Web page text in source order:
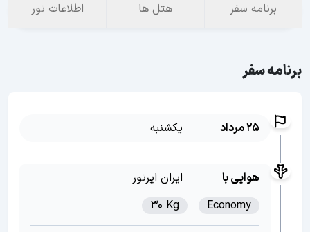
برنامه سفر هتل ها اطلاعات تور
برنامه سفر
25 مرداد یکشنبه
هوایی با
ایران ایرتور
Economy
30 Kg